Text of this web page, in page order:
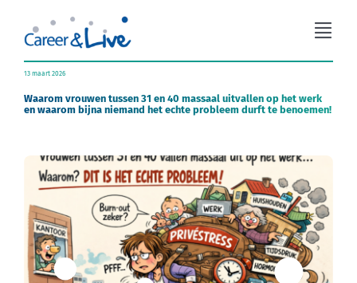
inhoud
Organisatieadvies
Coaching
Over Career & Live
13 maart 2026
Waarom vrouwen tussen 31 en 40 massaal uitvallen op het werk
en waarom bijna niemand het echte probleem durft te benoemen!